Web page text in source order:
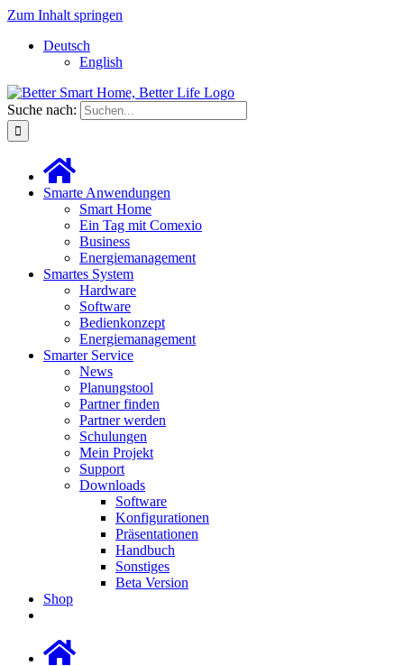
Zum Inhalt springen
Deutsch
English
Suche nach:
Smarte Anwendungen
Smart Home
Ein Tag mit Comexio
Business
Energiemanagement
Smartes System
Hardware
Software
Bedienkonzept
Energiemanagement
Smarter Service
News
Planungstool
Partner finden
Partner werden
Schulungen
Mein Projekt
Support
Downloads
Software
Konfigurationen
Präsentationen
Handbuch
Sonstiges
Beta Version
Shop